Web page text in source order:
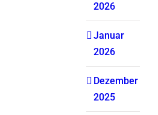
2026
Januar
2026
Dezember
2025